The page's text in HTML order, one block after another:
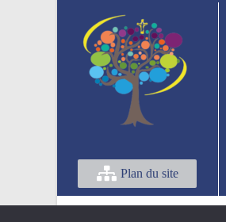
Plan du site